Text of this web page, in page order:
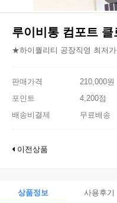
루이비통 컴포트 클
★하이퀄리티 공장직영 최저
판매가격
210,000원
포인트
4,200점
배송비결제
무료배송
이전상품
상품정보 사용후기